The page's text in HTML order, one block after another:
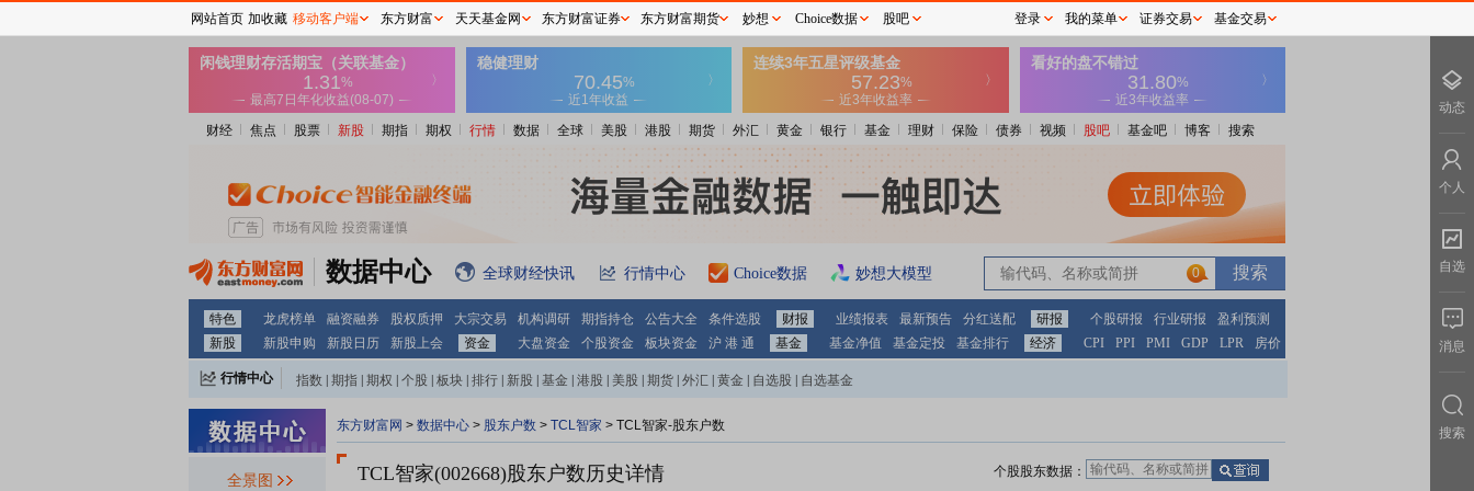
财经 焦点 股票 新股 期指 期权 行情 数据 全球 美股 港股 期货 外汇 黄金 银行 基金 理财 保险 债券 视频 股吧 基金吧 博客 搜索
数据中心 全球财经快讯 行情中心 Choice数据 妙想大模型 0
特色 龙虎榜单 融资融券 股权质押 大宗交易 机构调研 期指持仓 公告大全 条件选股 财报 业绩报表 最新预告 分红送配 研报 个股研报 行业研报
盈利预测
新股
新股申购 新股日历 新股上会 资金 大盘资金 个股资金 板块资金 沪 港 通 基金 基金净值 基金定投 基金排行 经济 CPI PPI PMI GDP LPR 房价
行情中心 指数 期指 期权 个股 板块 排行 新股 基金 港股 美股 期货 外汇 黄金 自选股 自选基金
全景图
东方财富网 > 数据中心 > 股东户数 > TCL智家 > TCL智家-股东户数
TCL智家(002668)股东户数历史详情 个股股东数据：
网站首页 加收藏 移动客户端 东方财富 天天基金网 东方财富证券 东方财富期货 妙想 Choice数据 股吧 登录 我的菜单 证券交易 基金交易
动态
个人
自选
消息
搜索